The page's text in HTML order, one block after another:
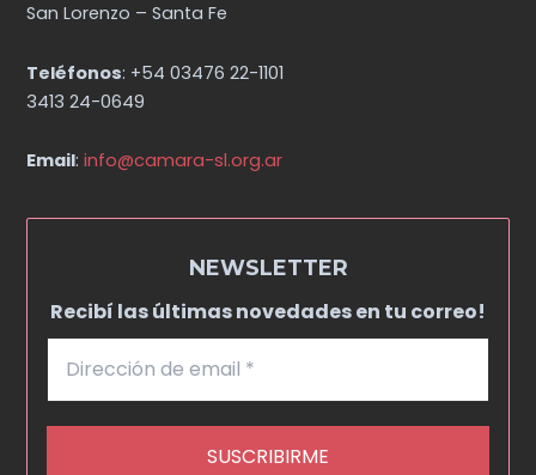
San Lorenzo – Santa Fe
Teléfonos: +54 03476 22-1101
3413 24-0649
Email:info@camara-sl.org.ar
NEWSLETTER
Recibí las últimas novedades en tu correo!